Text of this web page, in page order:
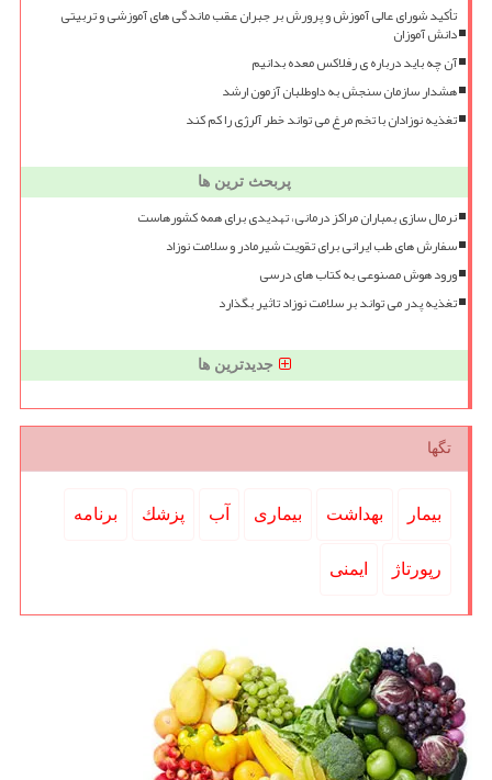
تأکید شورای عالی آموزش و پرورش بر جبران عقب ماندگی های آموزشی و تربیتی
دانش آموزان
آن چه باید درباره ی رفلاکس معده بدانیم
هشدار سازمان سنجش به داوطلبان آزمون ارشد
تغذیه نوزادان با تخم مرغ می تواند خطر آلرژی را کم کند
پربحث ترین ها
نرمال سازی بمباران مراکز درمانی، تهدیدی برای همه کشورهاست
سفارش های طب ایرانی برای تقویت شیرمادر و سلامت نوزاد
ورود هوش مصنوعی به کتاب های درسی
تغذیه پدر می تواند بر سلامت نوزاد تاثیر بگذارد
جدیدترین ها
تگها
بیمار بهداشت بیماری آب پزشك برنامه
رپورتاژ ایمنی